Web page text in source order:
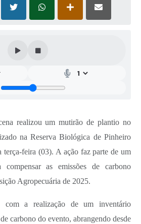
Urbana
BQ
Básico
realizou um mutirão de plantio no
na Reserva Biológica de Pinheiro
terça-feira (03). A ação faz parte de um
compensar as emissões de carbono
Agropecuária de 2025.
a realização de um inventário
carbono do evento, abrangendo desde